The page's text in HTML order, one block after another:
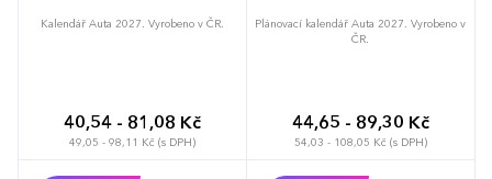
Kalendář Auta 2027. Vyrobeno v ČR.
40,54 - 81,08 Kč
49,05 - 98,11 Kč (s DPH)
Plánovací kalendář Auta 2027. Vyrobeno v
ČR.
44,65 - 89,30 Kč
54,03 - 108,05 Kč (s DPH)